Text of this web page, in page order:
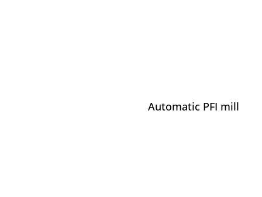
Automatic PFI mill